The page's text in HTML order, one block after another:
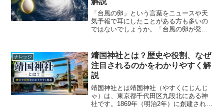
「台風の卵」という言葉をニュースや天
気予報で耳にしたことがある方も多いの
ではないでしょうか。「台風の卵が発生
ありますが、実は「台風の卵」は気象庁
が定めた正式な気象用語で...
ナレッジ
靖国神社とは？歴史や役割、なぜ
注目されるのかをわかりやすく解
説
靖国神社とは靖国神社（やすくにじんじ
ゃ）は、東京都千代田区九段北にある神
社です。1869年（明治2年）に創建され、